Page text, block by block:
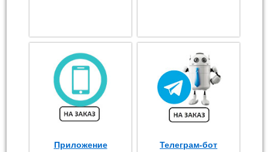
Приложение
Телеграм-бот